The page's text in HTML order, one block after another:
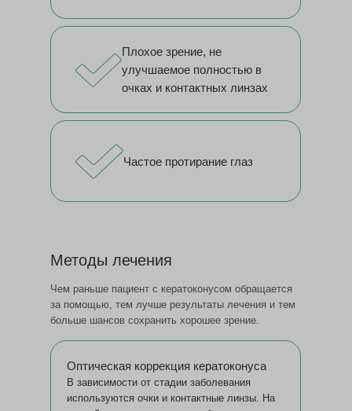
Частое протирание глаз
Плохое зрение, не
улучшаемое полностью в
очках и контактных линзах
Методы лечения
Чем раньше пациент с кератоконусом обращается
за помощью, тем лучше результаты лечения и тем
больше шансов сохранить хорошее зрение.
Оптическая коррекция кератоконуса
В зависимости от стадии заболевания
используются очки и контактные линзы. На